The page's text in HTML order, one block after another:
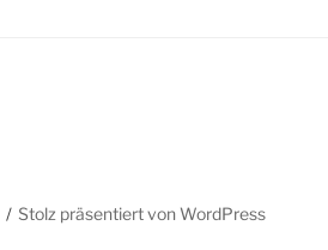
Stolz präsentiert von WordPress